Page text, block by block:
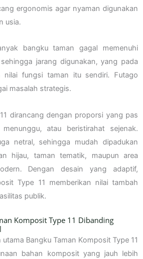
ergonomis agar nyaman digunakan
usia.
bangku taman gagal memenuhi
jarang digunakan, yang pada
nilai fungsi taman itu sendiri. Futago
masalah strategis.
dirancang dengan proporsi yang pas
atau beristirahat sejenak.
netral, sehingga mudah dipadukan
hijau, taman tematik, maupun area
Dengan desain yang adaptif,
Type 11 memberikan nilai tambah
publik.
Komposit Type 11 Dibanding
Bangku Taman Komposit Type 11
bahan komposit yang jauh lebih